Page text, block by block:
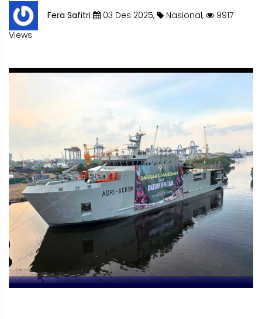
Fera Safitri 03 Des 2025, Nasional,
9917
Views